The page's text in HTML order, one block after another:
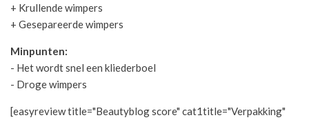
+ Krullende wimpers
+ Gesepareerde wimpers
Minpunten:
- Het wordt snel een kliederboel
- Droge wimpers
[easyreview title="Beautyblog score" cat1title="Verpakking"